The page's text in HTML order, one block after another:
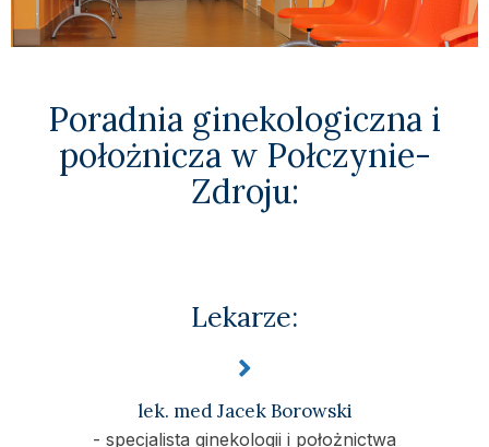
Poradnia ginekologiczna i
położnicza w Połczynie-
Zdroju:
Lekarze:
lek. med Jacek Borowski
- specjalista ginekologii i położnictwa